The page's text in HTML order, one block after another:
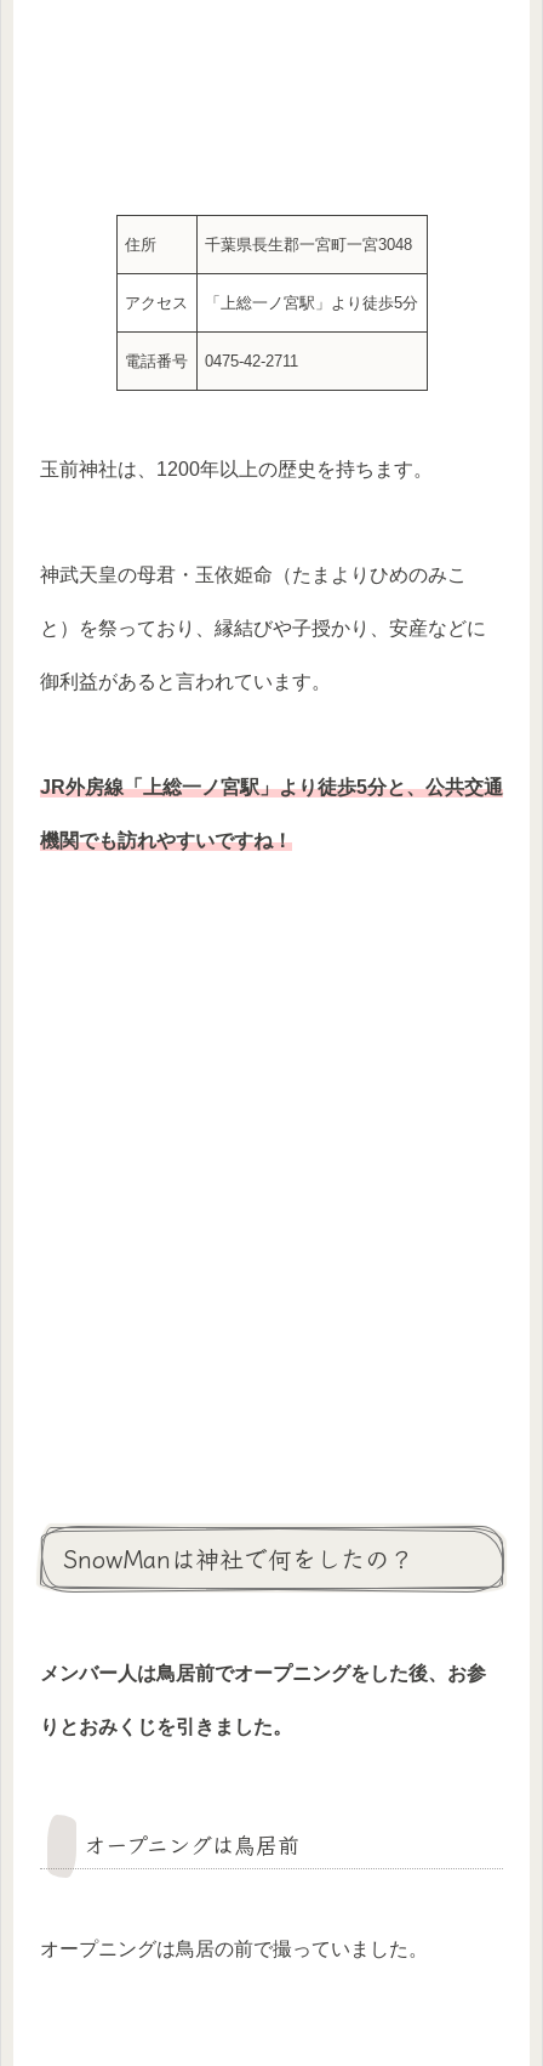
住所 千葉県長生郡一宮町一宮3048
アクセス 「上総一ノ宮駅」より徒歩5分
電話番号 0475-42-2711
玉前神社は、1200年以上の歴史を持ちます。
神武天皇の母君・玉依姫命（たまよりひめのみこ
と）を祭っており、縁結びや子授かり、安産などに
御利益があると言われています。
JR外房線「上総一ノ宮駅」より徒歩5分と、公共交通
機関でも訪れやすいですね！
SnowManは神社で何をしたの？
メンバー人は鳥居前でオープニングをした後、お参
りとおみくじを引きました。
オープニングは鳥居前
オープニングは鳥居の前で撮っていました。